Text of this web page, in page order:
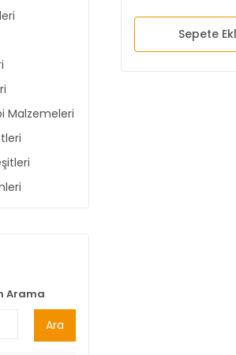
Malzemeleri
Arama
Ara
Sepete